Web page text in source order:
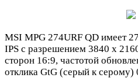
MSI MPG 274URF QD имеет
IPS с разрешением 3840 x
сторон 16:9, частотой
отклика GtG (серый к серому)